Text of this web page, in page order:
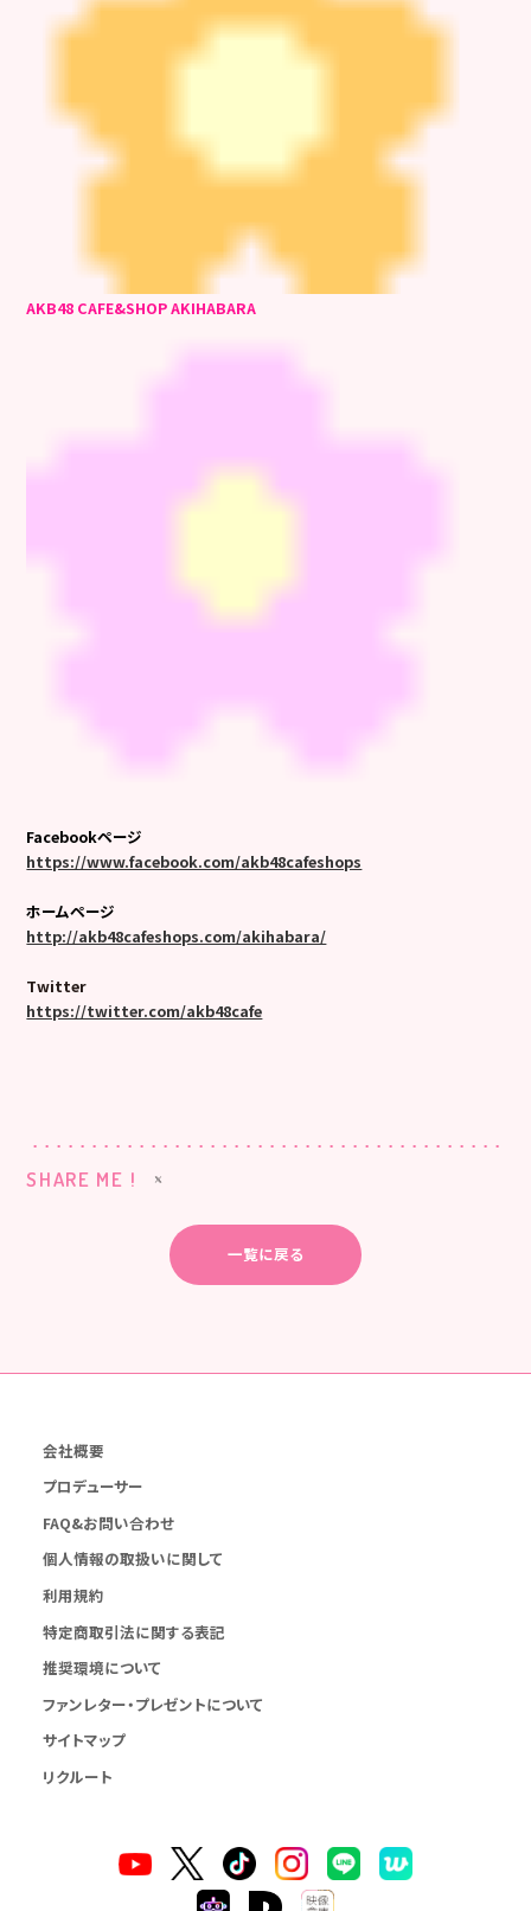
AKB48 CAFE&SHOP AKIHABARA
Facebookページ
https://www.facebook.com/akb48cafeshops
ホームページ
http://akb48cafeshops.com/akihabara/
Twitter
https://twitter.com/akb48cafe
SHARE ME !
一覧に戻る
会社概要
プロデューサー
FAQ&お問い合わせ
個人情報の取扱いに関して
利用規約
特定商取引法に関する表記
推奨環境について
ファンレター・プレゼントについて
サイトマップ
リクルート